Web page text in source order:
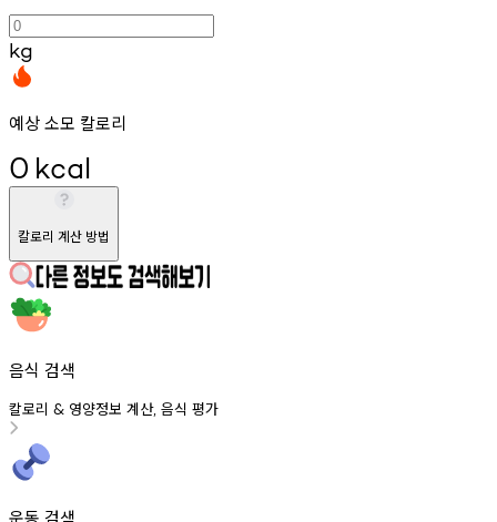
kg
예상 소모 칼로리
0 kcal
칼로리 계산 방법
음식 검색
칼로리 & 영양정보 계산, 음식 평가
운동 검색